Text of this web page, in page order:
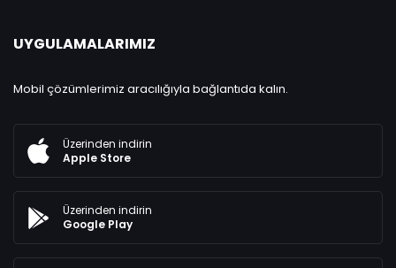
UYGULAMALARIMIZ
Mobil çözümlerimiz aracılığıyla bağlantıda kalın.
Üzerinden indirin
Apple Store
Üzerinden indirin
Google Play